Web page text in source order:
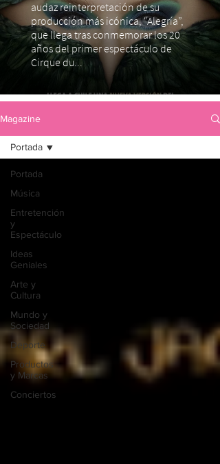
audaz reinterpretación de su
producción más icónica, “Alegría”,
que llega tras conmemorar los 20
años del primer espectáculo de
Cirque du...
Magazine
Portada
Música
Entretención
y
Espectáculo
Ideas
Geniales
Arte y
Cultura
Mundo y
Sociedad
Deporte
Productos
y Marcas
Conciertos
Portada